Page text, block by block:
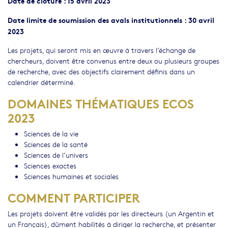
Date limite de soumission des avals institutionnels : 30 avril
2023
Les projets, qui seront mis en œuvre à travers l’échange de
chercheurs, doivent être convenus entre deux ou plusieurs groupes
de recherche, avec des objectifs clairement définis dans un
calendrier déterminé.
DOMAINES THÉMATIQUES ECOS
2023
Sciences de la vie
Sciences de la santé
Sciences de l’univers
Sciences exactes
Sciences humaines et sociales
COMMENT PARTICIPER
Les projets doivent être validés par les directeurs (un Argentin et
un Français), dûment habilités à diriger la recherche, et présenter